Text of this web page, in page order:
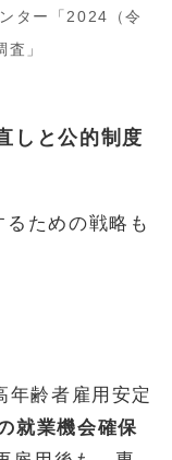
ター「2024
（令
」
しと公的制度
ための戦略も
年齢者雇用安定
就業機会確保